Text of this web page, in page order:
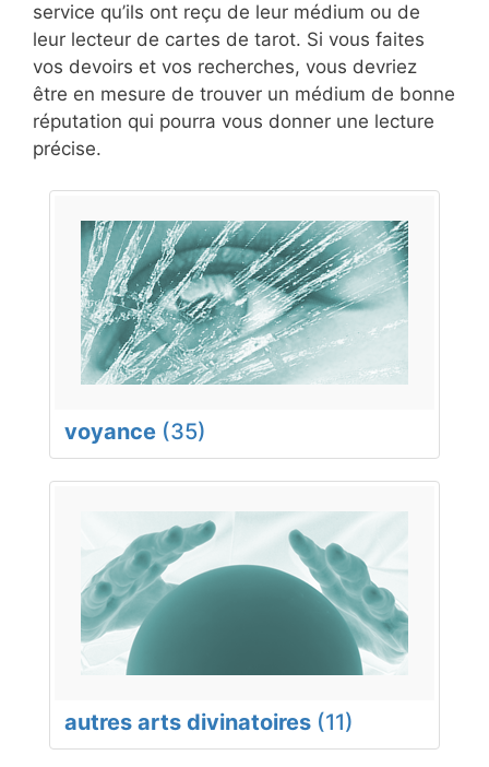
service qu’ils ont reçu de leur médium ou de
leur lecteur de cartes de tarot. Si vous faites
vos devoirs et vos recherches, vous devriez
être en mesure de trouver un médium de bonne
réputation qui pourra vous donner une lecture
précise.
voyance (35)
autres arts divinatoires (11)